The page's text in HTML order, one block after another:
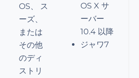
OS、
ス
ーズ、
または
その他
のディ
ストリ
OS X サ
ーバー
10.4 以降
ジャワ7